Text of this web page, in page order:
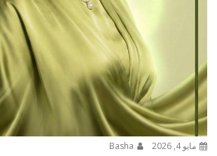
مايو 4, 2026